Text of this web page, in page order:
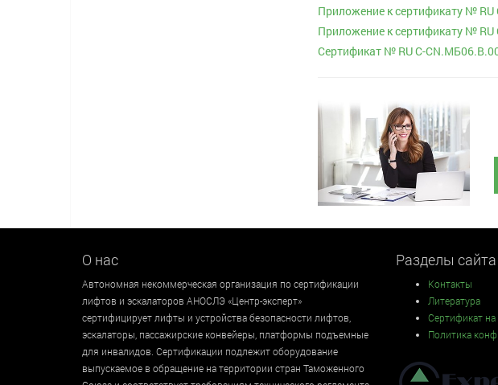
Приложение к cертификату №
Приложение к cертификату №
Сертификат № RU С-
О нас
Автономная некоммерческая организация по сертификации
лифтов и эскалаторов АНОСЛЭ «Центр-эксперт»
сертифицирует лифты и устройства безопасности лифтов,
эскалаторы, пассажирские конвейеры, платформы подъемные
для инвалидов. Сертификации подлежит оборудование
выпускаемое в обращение на территории стран Таможенного
Разделы сайта
Контакты
Литература
Сертификат
Политика